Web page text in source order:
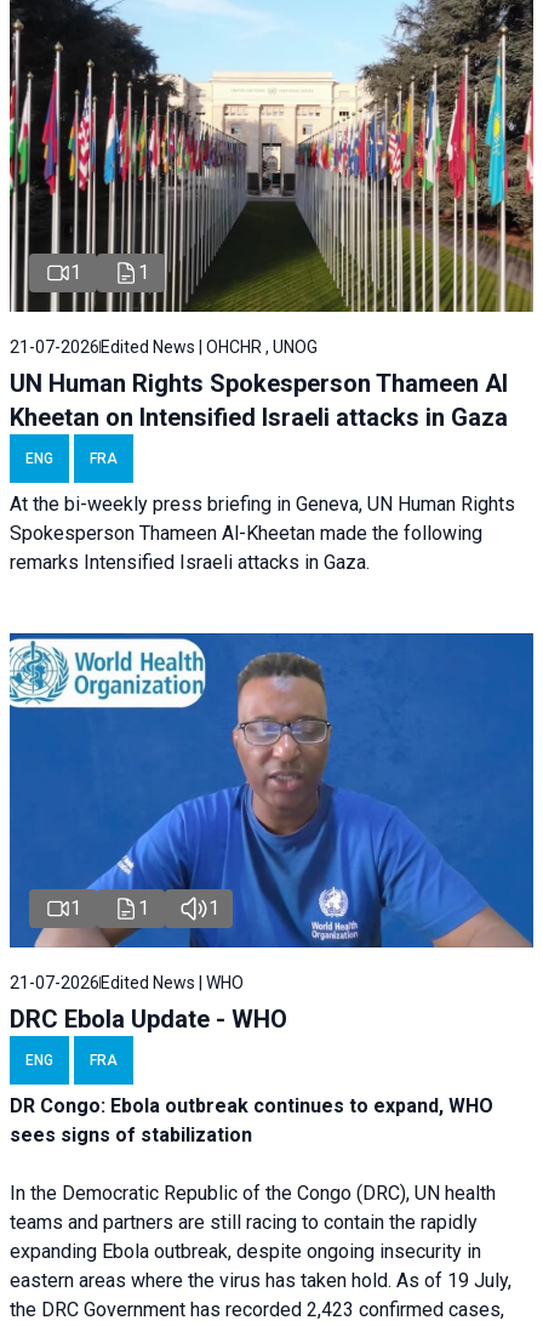
1 1
21-07-2026 Edited News | OHCHR , UNOG
UN Human Rights Spokesperson Thameen Al
Kheetan on Intensified Israeli attacks in Gaza
ENG FRA
At the bi-weekly press briefing in Geneva, UN Human Rights
Spokesperson Thameen Al-Kheetan made the following
remarks Intensified Israeli attacks in Gaza.
1 1 1
21-07-2026 Edited News | WHO
DRC Ebola Update - WHO
ENG FRA
DR Congo: Ebola outbreak continues to expand, WHO
sees signs of stabilization
In the Democratic Republic of the Congo (DRC), UN health
teams and partners are still racing to contain the rapidly
expanding Ebola outbreak, despite ongoing insecurity in
eastern areas where the virus has taken hold. As of 19 July,
the DRC Government has recorded 2,423 confirmed cases,